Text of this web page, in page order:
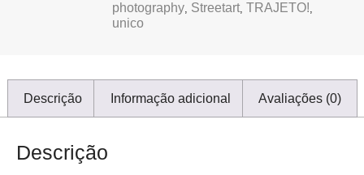
photography, Streetart, TRAJETO!,
unico
Descrição Informação adicional Avaliações (0)
Descrição